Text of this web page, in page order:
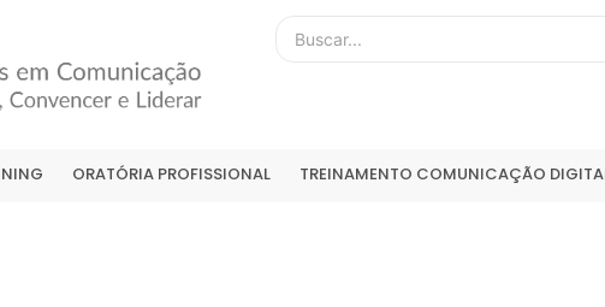
ORATÓRIA PROFISSIONAL TREINAMENTO COMUNICAÇÃO